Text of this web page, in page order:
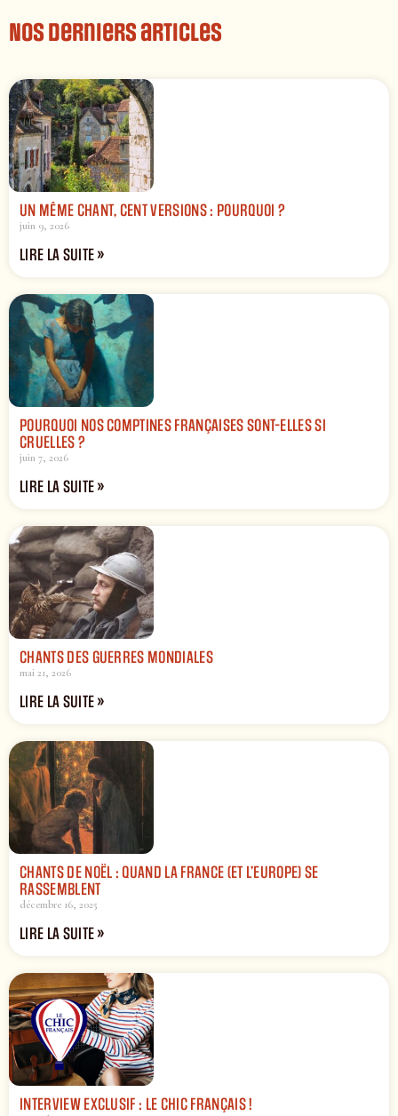
Nos derniers articles
UN MÊME CHANT, CENT VERSIONS : POURQUOI ?
juin 9, 2026
LIRE LA SUITE »
POURQUOI NOS COMPTINES FRANÇAISES SONT-ELLES SI
CRUELLES ?
juin 7, 2026
LIRE LA SUITE »
CHANTS DES GUERRES MONDIALES
mai 21, 2026
LIRE LA SUITE »
CHANTS DE NOËL : QUAND LA FRANCE (ET L’EUROPE) SE
RASSEMBLENT
décembre 16, 2025
LIRE LA SUITE »
INTERVIEW EXCLUSIF : LE CHIC FRANÇAIS !